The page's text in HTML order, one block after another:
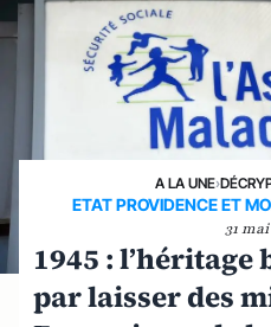
A LA UNE›
ETAT PROVIDENCE ET
31
1945 :
par laisser des